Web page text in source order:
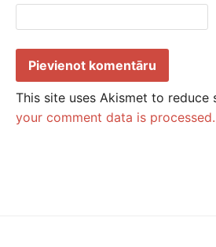
This site uses Akismet to reduce
your comment data is processed.